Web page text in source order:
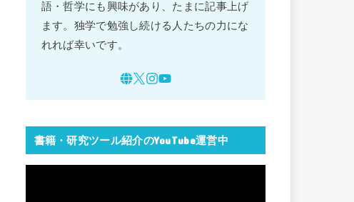
語・哲学にも興味があり、たまに記事上げ
ます。独学で勉強し続ける人たちの力にな
れれば幸いです。
書籍・研究ツール紹介のYouTube運営中